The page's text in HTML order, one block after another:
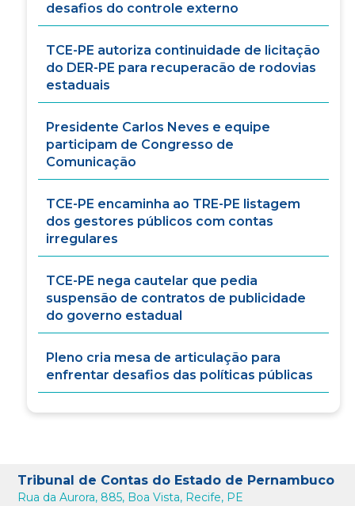
desafios do controle externo
TCE-PE autoriza continuidade de licitação
do DER-PE para recuperacão de rodovias
estaduais
Presidente Carlos Neves e equipe
participam de Congresso de
Comunicação
TCE-PE encaminha ao TRE-PE listagem
dos gestores públicos com contas
irregulares
TCE-PE nega cautelar que pedia
suspensão de contratos de publicidade
do governo estadual
Pleno cria mesa de articulação para
enfrentar desafios das políticas públicas
Tribunal de Contas do Estado de Pernambuco
Rua da Aurora, 885, Boa Vista, Recife, PE